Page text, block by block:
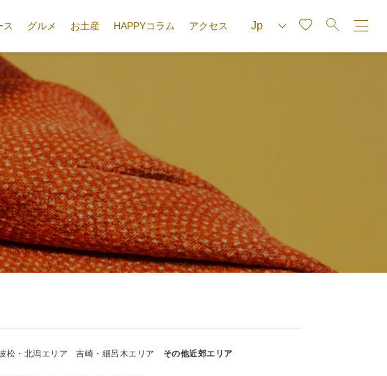
ス グルメ お土産 HAPPYコラム アクセス
松・北潟エリア 吉崎・細呂木エリア その他近郊エリア